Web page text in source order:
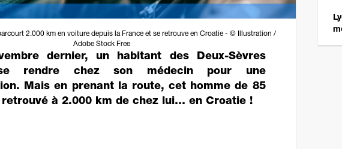
2.000 km en voiture depuis la France et se retrouve en Croatie - © Illustration /
Adobe Stock Free
dernier, un habitant des Deux-Sèvres
rendre chez son médecin pour une
Mais en prenant la route, cet homme de 85
à 2.000 km de chez lui… en Croatie !